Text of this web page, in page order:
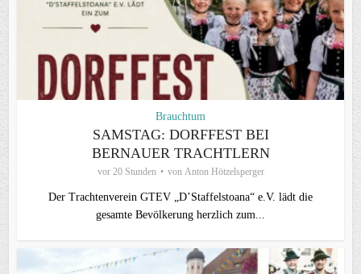
Brauchtum
SAMSTAG: DORFFEST BEI
BERNAUER TRACHTLERN
vor 20 Stunden von Anton Hötzelsperger
Der Trachtenverein GTEV „D’Staffelstoana“ e.V. lädt die
gesamte Bevölkerung herzlich zum...